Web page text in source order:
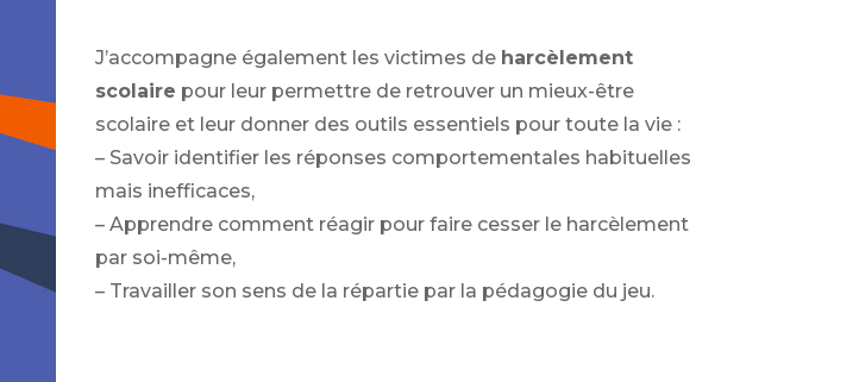
J’accompagne également les victimes de harcèlement
scolaire pour leur permettre de retrouver un mieux-être
scolaire et leur donner des outils essentiels pour toute la vie :
– Savoir identifier les réponses comportementales habituelles
mais inefficaces,
– Apprendre comment réagir pour faire cesser le harcèlement
par soi-même,
– Travailler son sens de la répartie par la pédagogie du jeu.